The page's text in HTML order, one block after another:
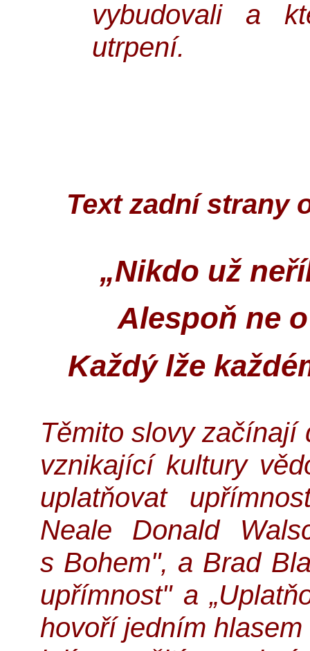
vybudovali a
utrpení.
Text zadní strany
„Nikdo už
Alespoň ne
Každý lže
Těmito slovy začínají
vznikající kultury
uplatňovat
Neale Donald
s Bohem", a Brad
upřímnost" a
hovoří jedním